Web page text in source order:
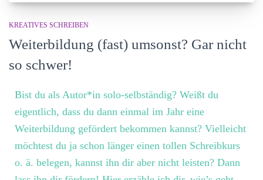
KREATIVES SCHREIBEN
Weiterbildung (fast) umsonst? Gar nicht
so schwer!
Bist du als Autor*in solo-selbständig? Weißt du
eigentlich, dass du dann einmal im Jahr eine
Weiterbildung gefördert bekommen kannst? Vielleicht
möchtest du ja schon länger einen tollen Schreibkurs
o. ä. belegen, kannst ihn dir aber nicht leisten? Dann